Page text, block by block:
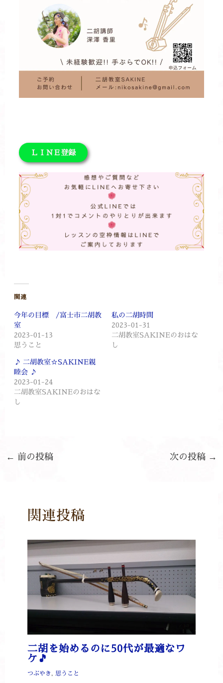
ＬＩＮＥ登録
関連
今年の目標 /富士市二胡教
室
2023-01-13
思うこと
私の二胡時間
2023-01-31
二胡教室SAKINEのおはな
し
♪ 二胡教室☆SAKINE親
睦会 ♪
2023-01-24
二胡教室SAKINEのおはな
し
← 前の投稿 次の投稿 →
関連投稿
二胡を始めるのに50代が最適なワ
ケ🎵
つぶやき, 思うこと